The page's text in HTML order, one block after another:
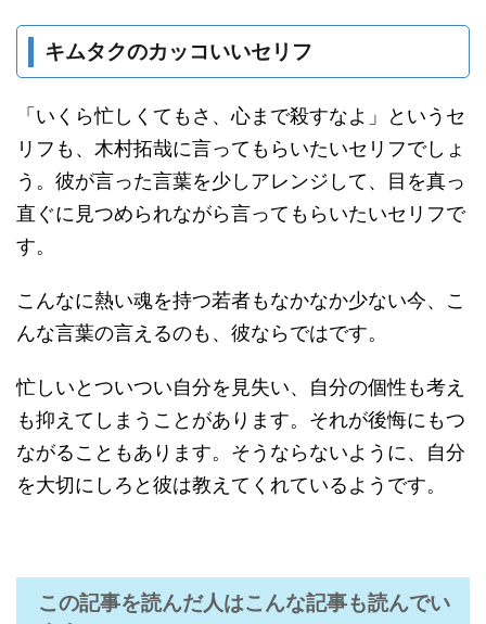
キムタクのカッコいいセリフ
「いくら忙しくてもさ、心まで殺すなよ」というセ
リフも、木村拓哉に言ってもらいたいセリフでしょ
う。彼が言った言葉を少しアレンジして、目を真っ
直ぐに見つめられながら言ってもらいたいセリフで
す。
こんなに熱い魂を持つ若者もなかなか少ない今、こ
んな言葉の言えるのも、彼ならではです。
忙しいとついつい自分を見失い、自分の個性も考え
も抑えてしまうことがあります。それが後悔にもつ
ながることもあります。そうならないように、自分
を大切にしろと彼は教えてくれているようです。
この記事を読んだ人はこんな記事も読んでい